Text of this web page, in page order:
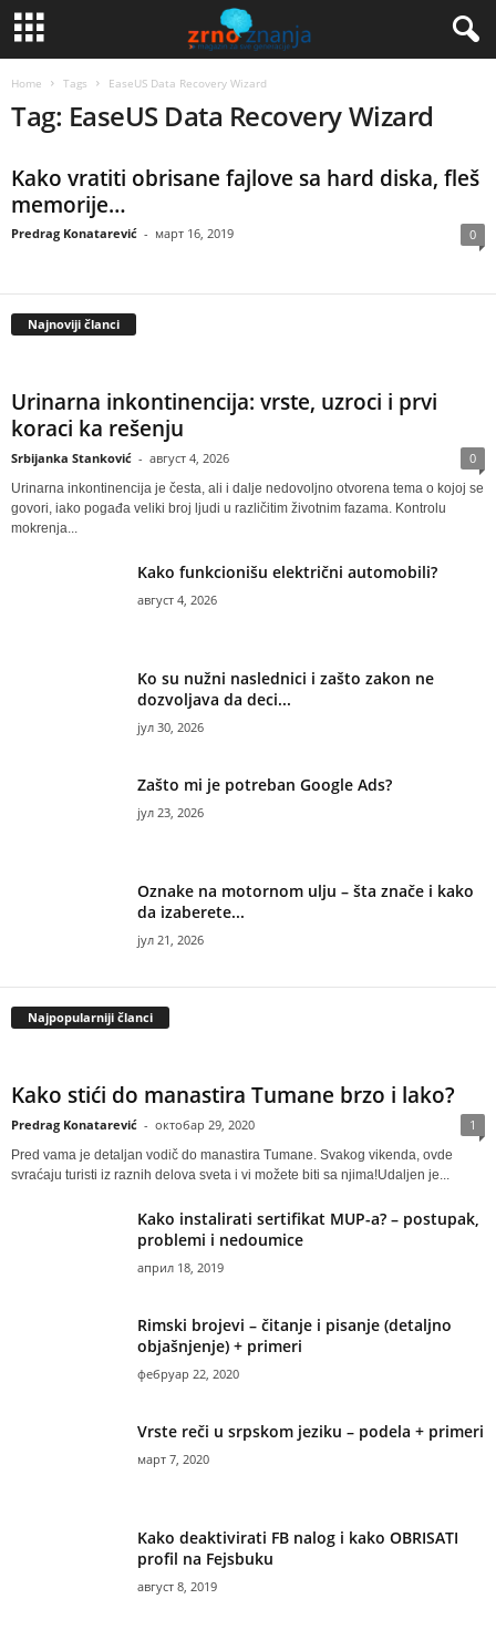
Home Tags EaseUS Data Recovery Wizard
Tag: EaseUS Data Recovery Wizard
Kako vratiti obrisane fajlove sa hard diska, fleš
memorije…
Predrag Konatarević - март 16, 2019 0
Najnoviji članci
Urinarna inkontinencija: vrste, uzroci i prvi
koraci ka rešenju
Srbijanka Stanković - август 4, 2026 0
Urinarna inkontinencija je česta, ali i dalje nedovoljno otvorena tema o kojoj se
govori, iako pogađa veliki broj ljudi u različitim životnim fazama. Kontrolu
mokrenja...
Kako funkcionišu električni automobili?
август 4, 2026
Ko su nužni naslednici i zašto zakon ne
dozvoljava da deci...
јул 30, 2026
Zašto mi je potreban Google Ads?
јул 23, 2026
Oznake na motornom ulju – šta znače i kako
da izaberete...
јул 21, 2026
Najpopularniji članci
Kako stići do manastira Tumane brzo i lako?
Predrag Konatarević - октобар 29, 2020 1
Pred vama je detaljan vodič do manastira Tumane. Svakog vikenda, ovde
svraćaju turisti iz raznih delova sveta i vi možete biti sa njima!Udaljen je...
Kako instalirati sertifikat MUP-a? – postupak,
problemi i nedoumice
април 18, 2019
Rimski brojevi – čitanje i pisanje (detaljno
objašnjenje) + primeri
фебруар 22, 2020
Vrste reči u srpskom jeziku – podela + primeri
март 7, 2020
Kako deaktivirati FB nalog i kako OBRISATI
profil na Fejsbuku
август 8, 2019